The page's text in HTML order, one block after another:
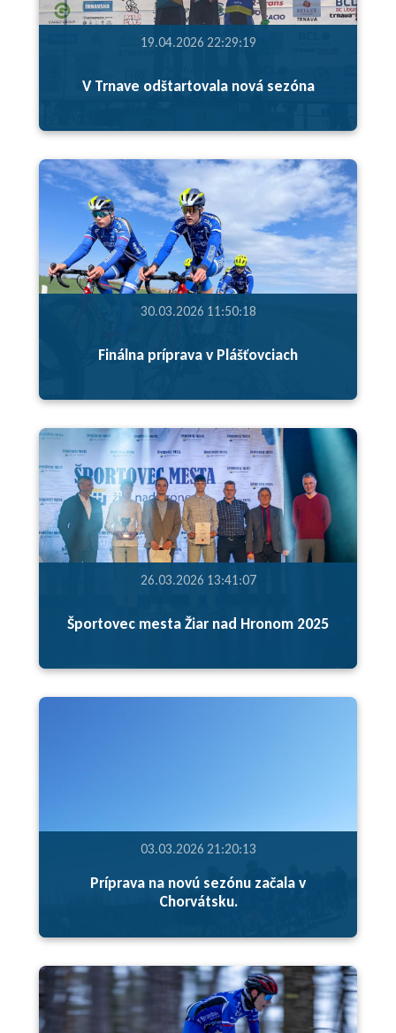
19.04.2026 22:29:19
V Trnave odštartovala nová sezóna
30.03.2026 11:50:18
Finálna príprava v Plášťovciach
26.03.2026 13:41:07
Športovec mesta Žiar nad Hronom 2025
03.03.2026 21:20:13
Príprava na novú sezónu začala v
Chorvátsku.